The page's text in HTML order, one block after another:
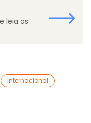
leia as
internacional